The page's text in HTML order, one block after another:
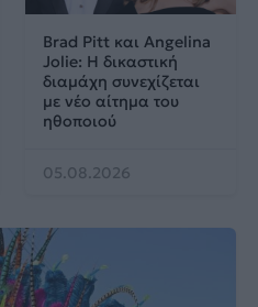
Brad Pitt και Angelina
Jolie: Η δικαστική
διαμάχη συνεχίζεται
με νέο αίτημα του
ηθοποιού
05.08.2026